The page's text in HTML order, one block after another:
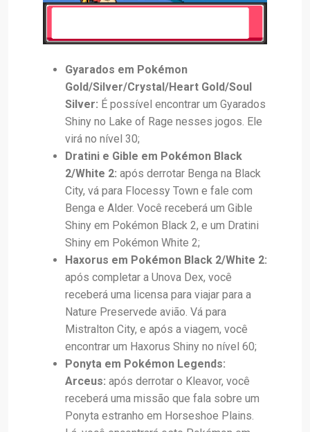
Gyarados em Pokémon
Gold/Silver/Crystal/Heart Gold/Soul
Silver: É possível encontrar um Gyarados
Shiny no Lake of Rage nesses jogos. Ele
virá no nível 30;
Dratini e Gible em Pokémon Black
2/White 2: após derrotar Benga na Black
City, vá para Flocessy Town e fale com
Benga e Alder. Você receberá um Gible
Shiny em Pokémon Black 2, e um Dratini
Shiny em Pokémon White 2;
Haxorus em Pokémon Black 2/White 2:
após completar a Unova Dex, você
receberá uma licensa para viajar para a
Nature Preservede avião. Vá para
Mistralton City, e após a viagem, você
encontrar um Haxorus Shiny no nível 60;
Ponyta em Pokémon Legends:
Arceus: após derrotar o Kleavor, você
receberá uma missão que fala sobre um
Ponyta estranho em Horseshoe Plains.